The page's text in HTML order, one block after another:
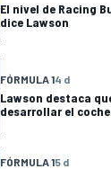
El nivel de Racing
dice Lawson
FÓRMULA 14 d
Lawson destaca
desarrollar el
FÓRMULA 15 d